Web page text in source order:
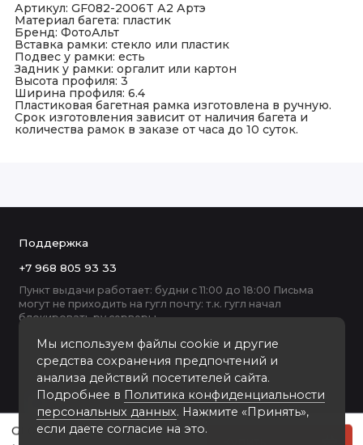
GF082-2006T пластиковая рамка А2
Артикул: GF082-2006T А2 Артэ
Материал багета: пластик
Бренд: ФотоАльт
Вставка рамки: стекло или пластик
Подвес у рамки: есть
Задник у рамки: оргалит или картон
Высота профиля: 3
Ширина профиля: 6.4
Пластиковая багетная рамка изготовлена в ручную.
Срок изготовления зависит от наличия багета и
количества рамок в заказе от часа до 10 суток.
Мы используем файлы cookie и другие
средства сохранения предпочтений и
анализа действий посетителей сайта.
Подробнее в Политика конфиденциальности
персональных данных. Нажмите «Принять»,
если даете согласие на это.
Поддержка
+7 968 805 93 33
Пункт выдачи работает: будни с 11:00 до 18:00 Письма
могут не приходить на гугл почту: т.к. гугл начал
блокировать ру серверы